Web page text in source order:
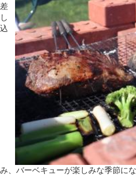
差
し
込
み、バーベキューが楽しみな季節に